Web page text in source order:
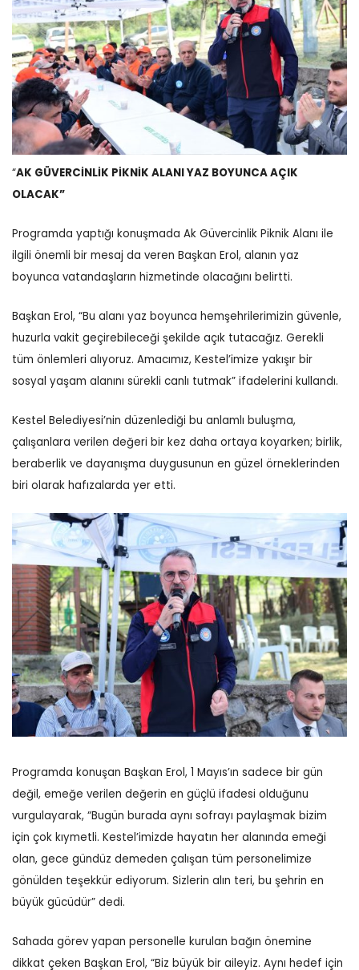
“AK GÜVERCİNLİK PİKNİK ALANI YAZ BOYUNCA AÇIK
OLACAK”
Programda yaptığı konuşmada Ak Güvercinlik Piknik Alanı ile
ilgili önemli bir mesaj da veren Başkan Erol, alanın yaz
boyunca vatandaşların hizmetinde olacağını belirtti.
Başkan Erol, “Bu alanı yaz boyunca hemşehrilerimizin güvenle,
huzurla vakit geçirebileceği şekilde açık tutacağız. Gerekli
tüm önlemleri alıyoruz. Amacımız, Kestel’imize yakışır bir
sosyal yaşam alanını sürekli canlı tutmak” ifadelerini kullandı.
Kestel Belediyesi’nin düzenlediği bu anlamlı buluşma,
çalışanlara verilen değeri bir kez daha ortaya koyarken; birlik,
beraberlik ve dayanışma duygusunun en güzel örneklerinden
biri olarak hafızalarda yer etti.
Programda konuşan Başkan Erol, 1 Mayıs’ın sadece bir gün
değil, emeğe verilen değerin en güçlü ifadesi olduğunu
vurgulayarak, “Bugün burada aynı sofrayı paylaşmak bizim
için çok kıymetli. Kestel’imizde hayatın her alanında emeği
olan, gece gündüz demeden çalışan tüm personelimize
gönülden teşekkür ediyorum. Sizlerin alın teri, bu şehrin en
büyük gücüdür” dedi.
Sahada görev yapan personelle kurulan bağın önemine
dikkat çeken Başkan Erol, “Biz büyük bir aileyiz. Aynı hedef için